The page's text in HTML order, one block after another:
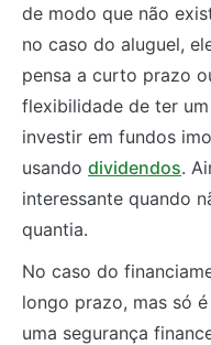
de modo que não
no caso do aluguel,
pensa a curto prazo
flexibilidade de ter
investir em fundos
usando dividendos.
interessante quando
quantia.
No caso do
longo prazo, mas só
uma segurança